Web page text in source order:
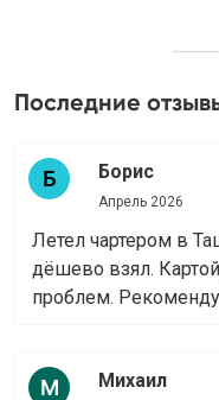
Последние
Борис
Апрель 2026
Летел чартером в
дёшево взял.
проблем.
Михаил